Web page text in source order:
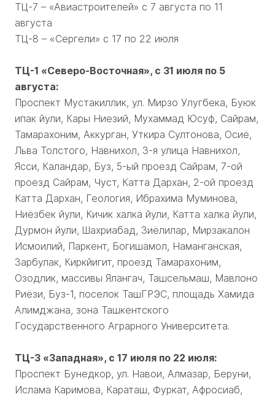
ТЦ-7 – «Авиастроителей» с 7 августа по 11
августа
ТЦ-8 – «Сергели» с 17 по 22 июля
ТЦ-1 «Северо-Восточная», с 31 июля по 5
августа:
Проспект Мустакиллик, ул. Мирзо Улугбека, Буюк
ипак йули, Кары Ниезий, Мухаммад Юсуф, Сайрам,
Тамарахоним, Аккурган, Уткира Султонова, Осиё,
Льва Толстого, Навнихол, 3-я улица Навнихол,
Ясси, Каландар, Буз, 5-ый проезд Сайрам, 7-ой
проезд Сайрам, Чуст, Катта Дархан, 2-ой проезд
Катта Дархан, Геология, Ибрахима Муминова,
Ниёзбек йули, Кичик халка йули, Катта халка йули,
Дурмон йули, Шахриабад, Зиёлилар, Мирзакалон
Исмоилий, Паркент, Богишамол, Наманганская,
Зарбулак, Киркйигит, проезд Тамарахоним,
Озодлик, массивы Ялангач, Ташсельмаш, Мавлоно
Риёзи, Буз-1, поселок ТашГРЭС, площадь Хамида
Алимджана, зона Ташкентского
Государственного Аграрного Университета.
ТЦ-3 «Западная», с 17 июля по 22 июля:
Проспект Бунедкор, ул. Навои, Алмазар, Беруни,
Ислама Каримова, Караташ, Фуркат, Афросиаб,